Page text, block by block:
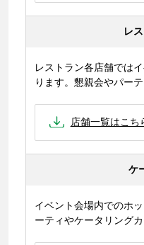
レ
レストラン各店舗では
ります。懇親会やパー
店舗一覧はこち
ケ
イベント会場内でのホ
ーティやケータリング